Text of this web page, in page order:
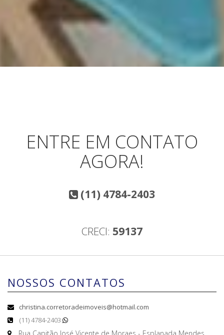
ENTRE EM CONTATO
AGORA!
(11) 4784-2403
CRECI: 59137
NOSSOS CONTATOS
christina.corretoradeimoveis@hotmail.com
(11) 4784-2403
Rua Capitão José Vicente de Moraes - Esplanada Mendes